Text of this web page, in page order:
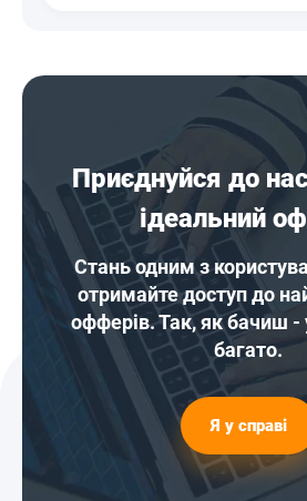
Приєднуйся до
ідеальний
Стань одним з
отримайте доступ до
офферів. Так, як бачиш -
багато.
Я у справі